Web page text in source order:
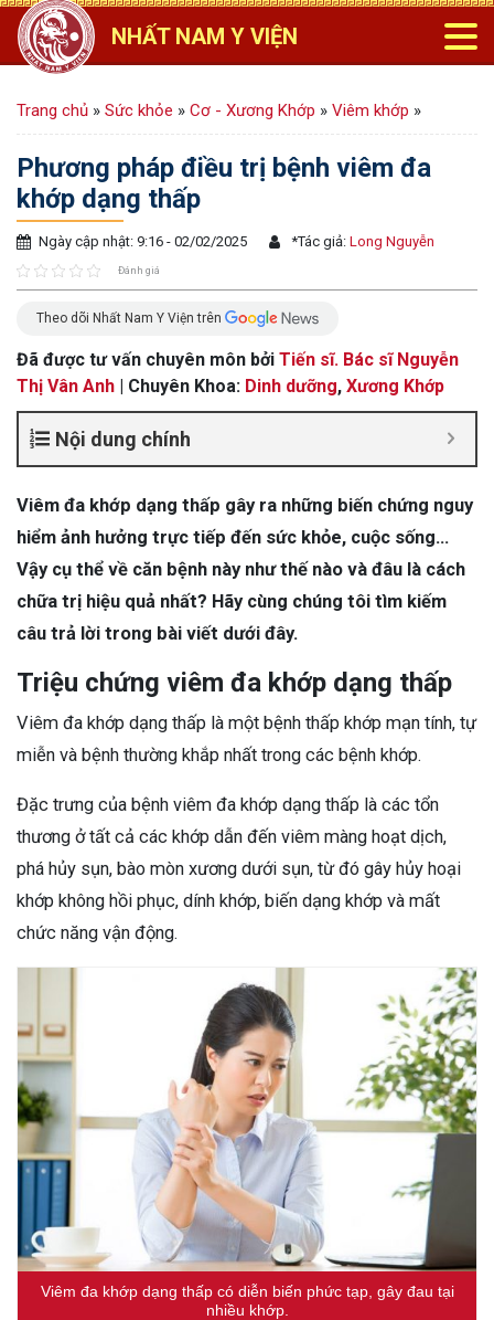
NHẤT NAM Y VIỆN
Trang chủ » Sức khỏe » Cơ - Xương Khớp » Viêm khớp »
Phương pháp điều trị bệnh viêm đa
khớp dạng thấp
Ngày cập nhật: 9:16 - 02/02/2025 *Tác giả: Long Nguyễn
Đánh giá
Theo dõi Nhất Nam Y Viện trên
Đã được tư vấn chuyên môn bởi Tiến sĩ. Bác sĩ Nguyễn
Thị Vân Anh | Chuyên Khoa: Dinh dưỡng, Xương Khớp
Nội dung chính
Viêm đa khớp dạng thấp gây ra những biến chứng nguy
hiểm ảnh hưởng trực tiếp đến sức khỏe, cuộc sống…
Vậy cụ thể về căn bệnh này như thế nào và đâu là cách
chữa trị hiệu quả nhất? Hãy cùng chúng tôi tìm kiếm
câu trả lời trong bài viết dưới đây.
Triệu chứng viêm đa khớp dạng thấp
Viêm đa khớp dạng thấp là một bệnh thấp khớp mạn tính, tự
miễn và bệnh thường khắp nhất trong các bệnh khớp.
Đặc trưng của bệnh viêm đa khớp dạng thấp là các tổn
thương ở tất cả các khớp dẫn đến viêm màng hoạt dịch,
phá hủy sụn, bào mòn xương dưới sụn, từ đó gây hủy hoại
khớp không hồi phục, dính khớp, biến dạng khớp và mất
chức năng vận động.
Viêm đa khớp dạng thấp có diễn biến phức tạp, gây đau tại
nhiều khớp.